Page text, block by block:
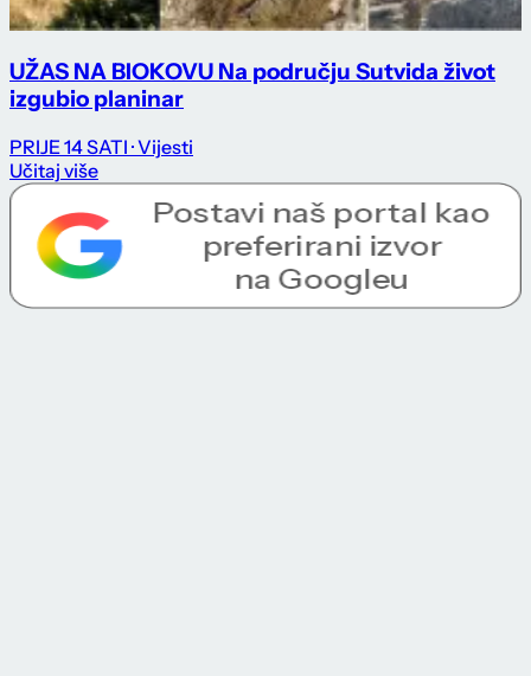
UŽAS NA BIOKOVU Na području Sutvida život
izgubio planinar
PRIJE 14 SATI · Vijesti
Učitaj više